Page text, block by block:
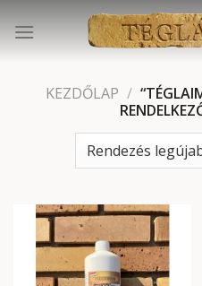
Skip
content
KEZDŐLAP /